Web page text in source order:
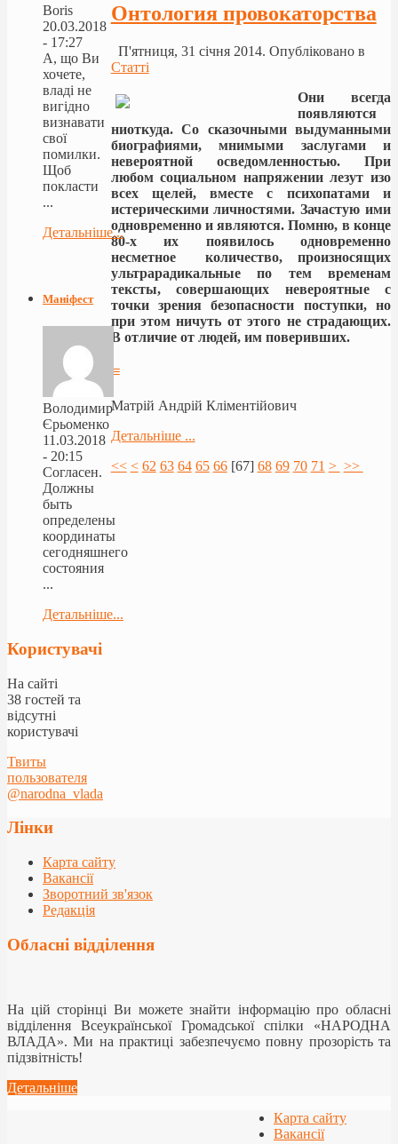
Онтология провокаторства
П'ятниця, 31 січня 2014. Опубліковано в
Статті
Они всегда
появляются
ниоткуда. Со сказочными выдуманными
биографиями, мнимыми заслугами и
невероятной осведомленностью. При
любом социальном напряжении лезут изо
всех щелей, вместе с психопатами и
истерическими личностями. Зачастую ими
одновременно и являются. Помню, в конце
80-х их появилось одновременно
несметное количество, произносящих
ультрарадикальные по тем временам
тексты, совершающих невероятные с
точки зрения безопасности поступки, но
при этом ничуть от этого не страдающих.
В отличие от людей, им поверивших.
≡
Матрій Андрій Кліментійович
Детальніше ...
<< < 62 63 64 65 66[67] 68 69 70 71 > >>
Boris
20.03.2018
- 17:27
А, що Ви
хочете,
владі не
вигідно
визнавати
свої
помилки.
Щоб
покласти
...
Детальніше...
Маніфест
Володимир
Єрьоменко
11.03.2018
- 20:15
Согласен.
Должны
быть
определены
координаты
сегодняшнего
состояния
...
Детальніше...
Користувачі
На сайті
38 гостей та
відсутні
користувачі
Твиты
пользователя
@narodna_vlada
Лінки
Карта сайту
Вакансії
Зворотний зв'язок
Редакція
Обласні відділення
На цій сторінці Ви можете знайти інформацію про обласні
відділення Всеукраїнської Громадської спілки «НАРОДНА
ВЛАДА». Ми на практиці забезпечуємо повну прозорість та
підзвітність!
Детальніше
Карта сайту
Вакансії